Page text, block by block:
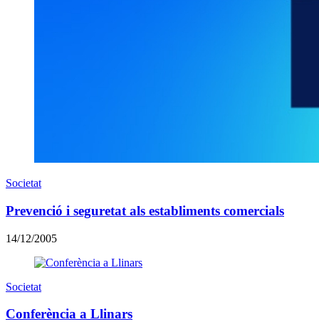
Societat
Prevenció i seguretat als establiments comercials
14/12/2005
Societat
Conferència a Llinars